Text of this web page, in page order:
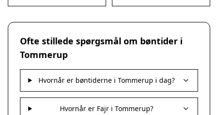
Ofte stillede spørgsmål om bøntider i
Tommerup
Hvornår er bøntiderne i Tommerup i dag?
Hvornår er Fajr i Tommerup?